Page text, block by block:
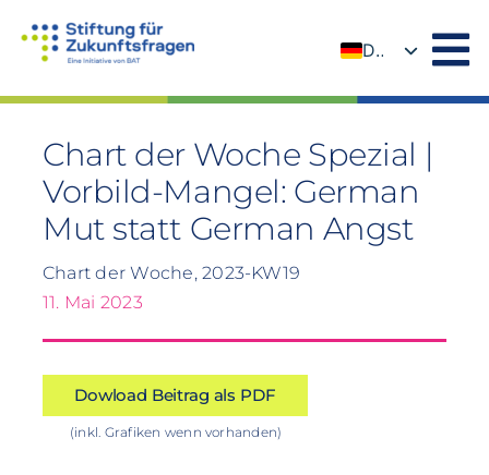
Inhalt
DE
Chart der Woche Spezial |
Vorbild-Mangel: German
Mut statt German Angst
Chart der Woche, 2023-KW19
11. Mai 2023
Dowload Beitrag als PDF
(inkl. Grafiken wenn vorhanden)